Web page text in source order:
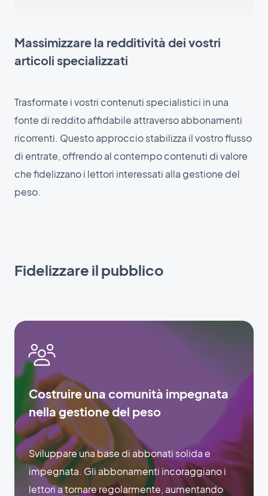
Massimizzare la redditività dei vostri
articoli specializzati
Trasformate i vostri contenuti specialistici in una
fonte di reddito affidabile attraverso abbonamenti
ricorrenti. Questo approccio stabilizza il vostro flusso
di entrate, offrendo al contempo contenuti di valore
che fidelizzano i lettori interessati alla gestione del
peso.
Fidelizzare il pubblico
Costruire una comunità impegnata
nella gestione del peso
Sviluppare una base di abbonati solida e
impegnata. Gli abbonamenti incoraggiano i
lettori a tornare regolarmente, aumentando